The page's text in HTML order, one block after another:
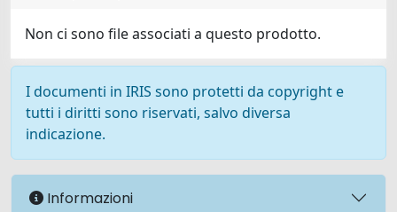
Non ci sono file associati a questo prodotto.
I documenti in IRIS sono protetti da copyright e
tutti i diritti sono riservati, salvo diversa
indicazione.
Informazioni